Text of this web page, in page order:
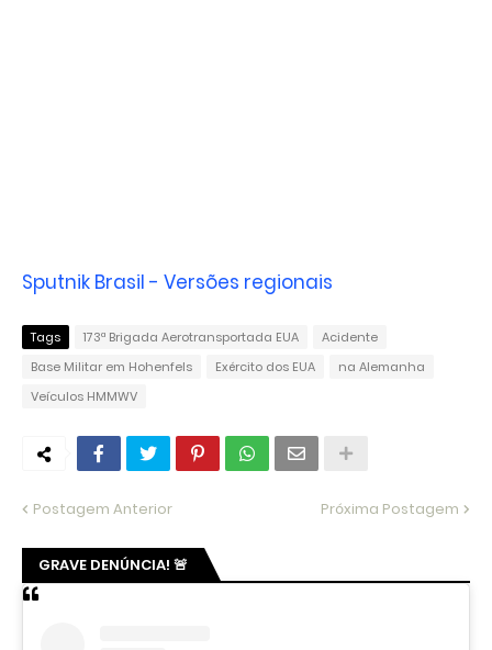
Sputnik Brasil - Versões regionais
Tags 173ª Brigada Aerotransportada EUA
Acidente
Base Militar em Hohenfels
Exército dos EUA
na Alemanha
Veículos HMMWV
Postagem Anterior Próxima Postagem
GRAVE DENÚNCIA! 🚨